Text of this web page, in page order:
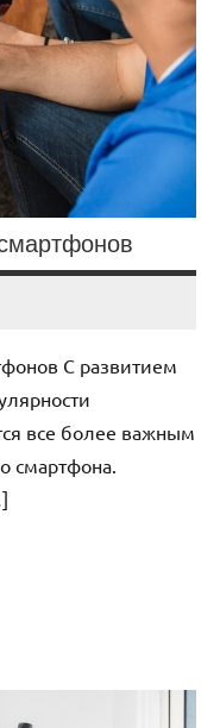
С развитием
все более важным
смартфона.